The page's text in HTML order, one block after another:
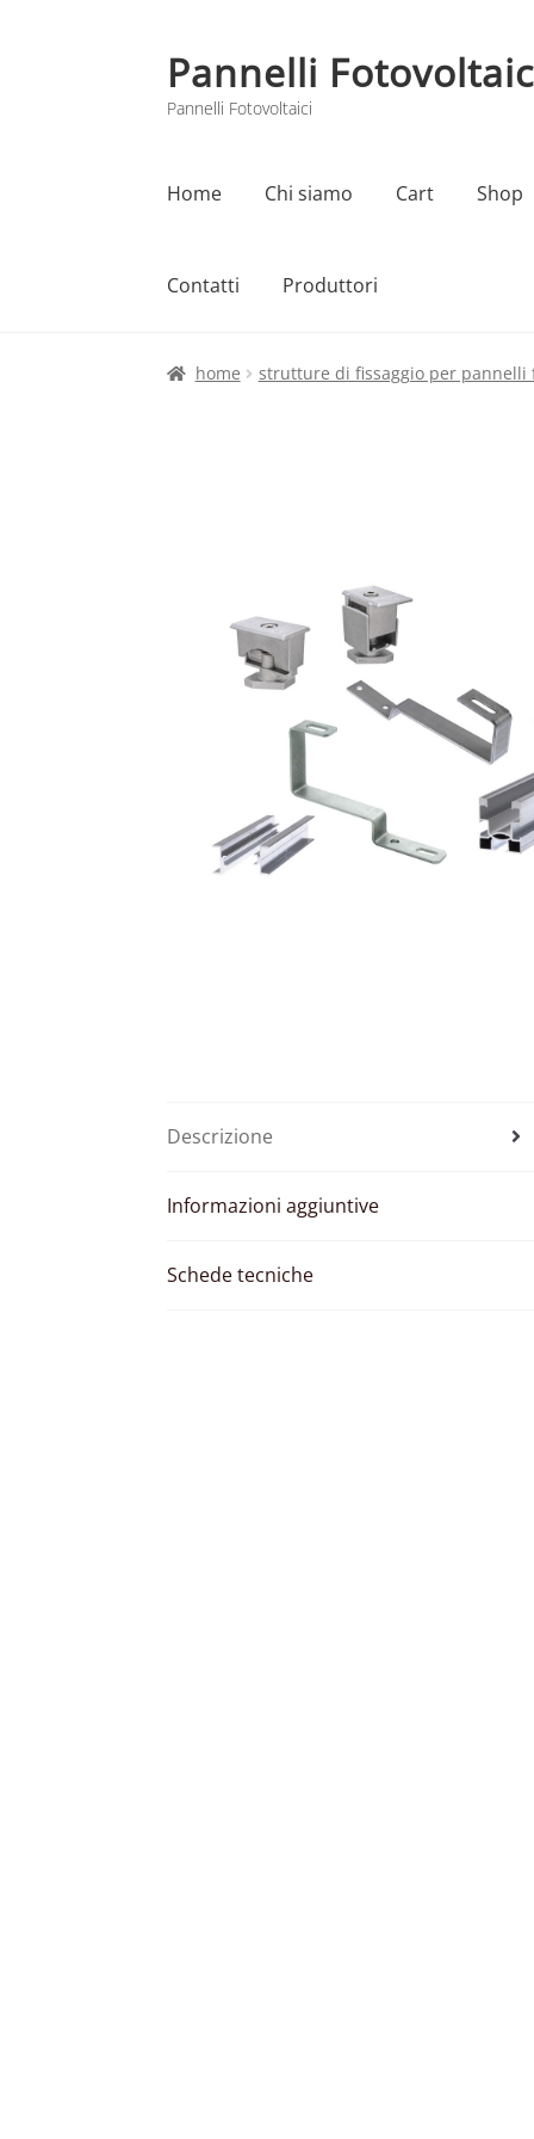
Vai
alla
navigazione
Vai
al
contenuto
Pannelli
Pannelli Fotovoltaici
Home Chi siamo Cart Shop
Contatti Produttori
Home Cart Checkout Chi siamo Contatti
home strutture di fissaggio per pannelli
Descrizione
Informazioni aggiuntive
Schede tecniche